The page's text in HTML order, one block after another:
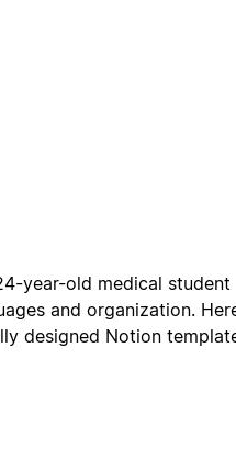
year-old medical student
and organization.
designed Notion